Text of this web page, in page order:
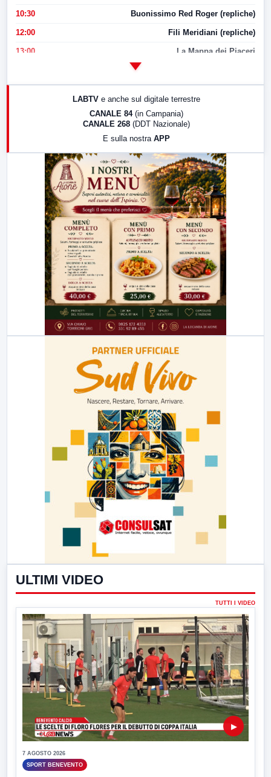
10:30 Buonissimo Red Roger (repliche)
12:00 Fili Meridiani (repliche)
13:00 La Mappa dei Piaceri
LabNews (replica)
LABTV e anche sul digitale terrestre
CANALE 84 (in Campania)
CANALE 268 (DDT Nazionale)
E sulla nostra APP
ULTIMI VIDEO
TUTTI I VIDEO
▶
7 AGOSTO 2026
SPORT BENEVENTO